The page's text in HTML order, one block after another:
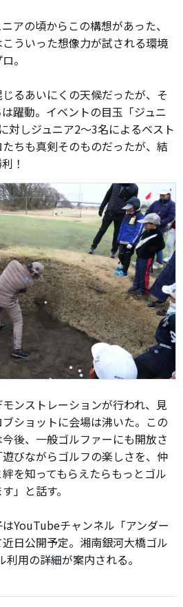
アの頃からこの構想があった、
ういった想像力が試される環境
。
るあいにくの天候だったが、そ
躍動。イベントの目玉「ジュニ
対しジュニア2～3名によるベスト
ちも真剣そのものだったが、結
！
ンストレーションが行われ、見
ショットに会場は沸いた。この
後、一般ゴルファーにも開放さ
びながらゴルフの楽しさを、仲
を知ってもらえたらもっとゴル
」と話す。
YouTubeチャンネル「アンダー
日公開予定。湘南銀河大橋ゴル
用の詳細が案内される。